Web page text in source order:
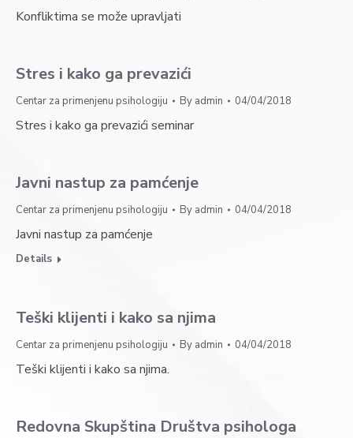
Konfliktima se može upravljati
Stres i kako ga prevazići
Centar za primenjenu psihologiju By admin 04/04/2018
Stres i kako ga prevazići seminar
Javni nastup za pamćenje
Centar za primenjenu psihologiju By admin 04/04/2018
Javni nastup za pamćenje
Details
Teški klijenti i kako sa njima
Centar za primenjenu psihologiju By admin 04/04/2018
Teški klijenti i kako sa njima.
Redovna Skupština Društva psihologa